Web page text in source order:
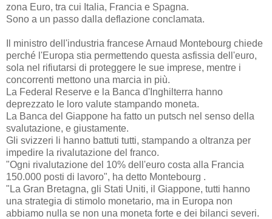
zona Euro, tra cui Italia, Francia e Spagna.
Sono a un passo dalla deflazione conclamata.
Il ministro dell'industria francese Arnaud Montebourg chiede
perché l'Europa stia permettendo questa asfissia dell'euro,
sola nel rifiutarsi di proteggere le sue imprese, mentre i
concorrenti mettono una marcia in più.
La Federal Reserve e la Banca d'Inghilterra hanno
deprezzato le loro valute stampando moneta.
La Banca del Giappone ha fatto un putsch nel senso della
svalutazione, e giustamente.
Gli svizzeri li hanno battuti tutti, stampando a oltranza per
impedire la rivalutazione del franco.
"Ogni rivalutazione del 10% dell'euro costa alla Francia
150.000 posti di lavoro", ha detto Montebourg .
"La Gran Bretagna, gli Stati Uniti, il Giappone, tutti hanno
una strategia di stimolo monetario, ma in Europa non
abbiamo nulla se non una moneta forte e dei bilanci severi.